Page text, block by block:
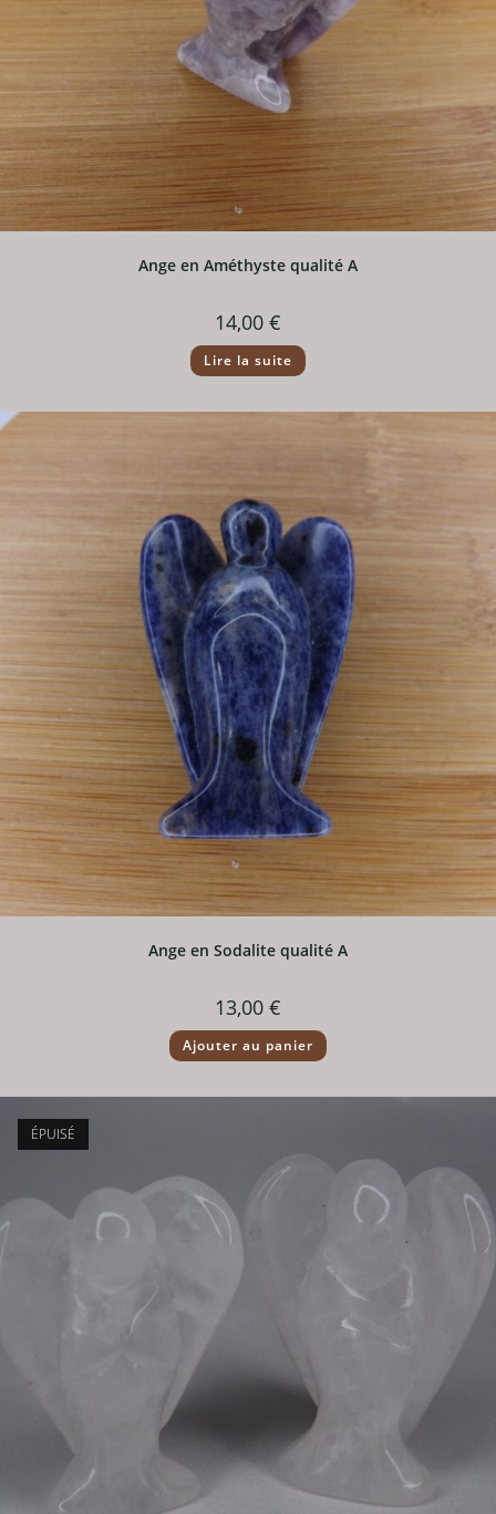
Ange en Améthyste qualité A
14,00 €
Lire la suite
Ange en Sodalite qualité A
13,00 €
Ajouter au panier
ÉPUISÉ